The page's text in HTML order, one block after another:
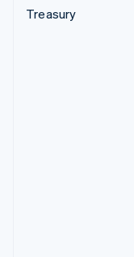
Treasury